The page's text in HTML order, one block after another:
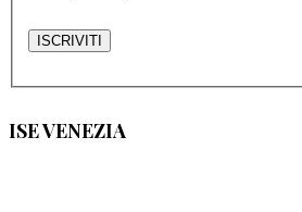
ISE VENEZIA